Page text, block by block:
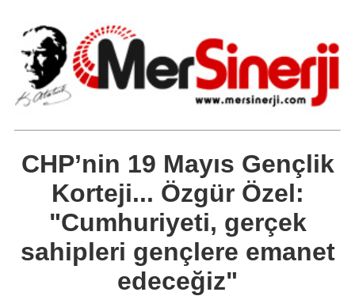
CHP’nin 19 Mayıs Gençlik
Korteji... Özgür Özel:
"Cumhuriyeti, gerçek
sahipleri gençlere emanet
edeceğiz"